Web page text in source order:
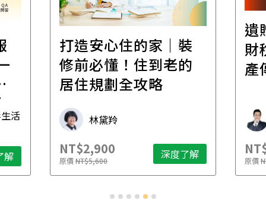
解
遺贈稅規劃直播課│
財稅專家親授，讓資
產傳承更有效率
財稅專家 朱家棟
NT$2,500
原價NT$4,888 深度了解
百
經
原價